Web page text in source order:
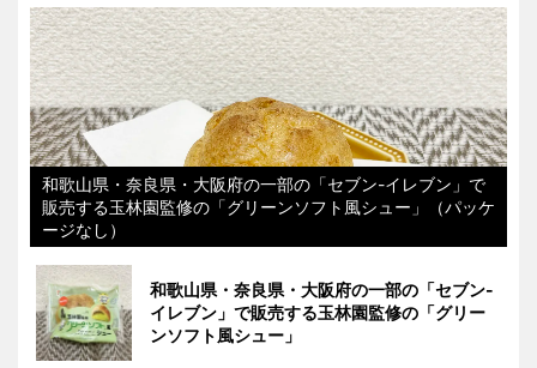
和歌山県・奈良県・大阪府の一部の「セブン-イレブン」で
販売する玉林園監修の「グリーンソフト風シュー」（パッケ
ージなし）
和歌山県・奈良県・大阪府の一部の「セブン-
イレブン」で販売する玉林園監修の「グリー
ンソフト風シュー」